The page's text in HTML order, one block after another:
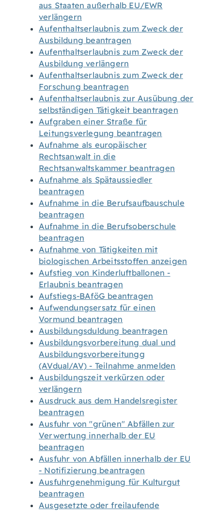
aus Staaten außerhalb EU/EWR
verlängern
Aufenthaltserlaubnis zum Zweck der
Ausbildung beantragen
Aufenthaltserlaubnis zum Zweck der
Ausbildung verlängern
Aufenthaltserlaubnis zum Zweck der
Forschung beantragen
Aufenthaltserlaubnis zur Ausübung der
selbständigen Tätigkeit beantragen
Aufgraben einer Straße für
Leitungsverlegung beantragen
Aufnahme als europäischer
Rechtsanwalt in die
Rechtsanwaltskammer beantragen
Aufnahme als Spätaussiedler
beantragen
Aufnahme in die Berufsaufbauschule
beantragen
Aufnahme in die Berufsoberschule
beantragen
Aufnahme von Tätigkeiten mit
biologischen Arbeitsstoffen anzeigen
Aufstieg von Kinderluftballonen -
Erlaubnis beantragen
Aufstiegs-BAföG beantragen
Aufwendungsersatz für einen
Vormund beantragen
Ausbildungsduldung beantragen
Ausbildungsvorbereitung dual und
Ausbildungsvorbereitungg
(AVdual/AV) - Teilnahme anmelden
Ausbildungszeit verkürzen oder
verlängern
Ausdruck aus dem Handelsregister
beantragen
Ausfuhr von "grünen" Abfällen zur
Verwertung innerhalb der EU
beantragen
Ausfuhr von Abfällen innerhalb der EU
- Notifizierung beantragen
Ausfuhrgenehmigung für Kulturgut
beantragen
Ausgesetzte oder freilaufende